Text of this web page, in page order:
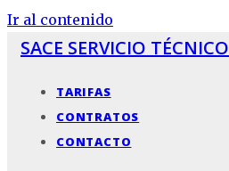
Ir al contenido
SACE SERVICIO TÉCNICO
TARIFAS
CONTRATOS
CONTACTO